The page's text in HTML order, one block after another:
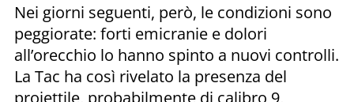
Nei giorni seguenti, però, le condizioni sono
peggiorate: forti emicranie e dolori
all’orecchio lo hanno spinto a nuovi controlli.
La Tac ha così rivelato la presenza del
proiettile, probabilmente di calibro 9,